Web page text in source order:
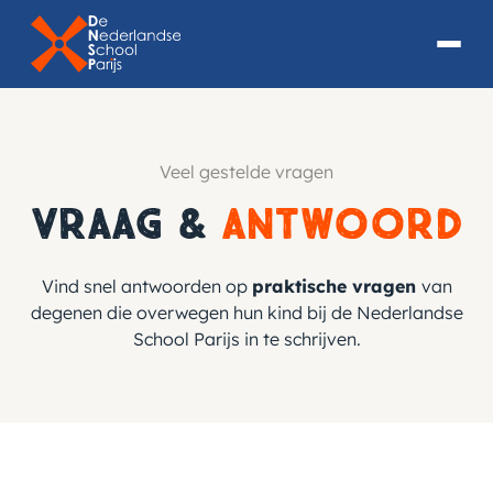
Veel gestelde vragen
Vraag & Antwoord
Vind snel antwoorden op praktische vragen van
degenen die overwegen hun kind bij de Nederlandse
School Parijs in te schrijven.